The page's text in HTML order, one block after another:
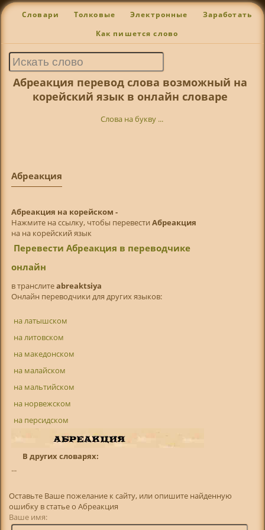
Словари Толковые Электронные Заработать
Как пишется слово
Абреакция перевод слова возможный на
корейский язык в онлайн словаре
Слова на букву ...
Абреакция
Абреакция на корейском -
Нажмите на ссылку, чтобы перевести Абреакция
на на корейский язык
Перевести Абреакция в переводчике
онлайн
в транслитeabreaktsiya
Онлайн переводчики для других языков:
на латышском
на литовском
на македонском
на малайском
на мальтийском
на норвежском
на персидском
В других словарях:
...
Оставьте Ваше пожелание к сайту, или опишите найденную
ошибку в статье о Абреакция
Ваше имя: